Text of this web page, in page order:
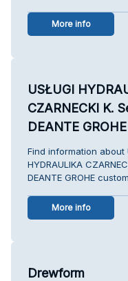
More info
USŁUGI
CZARNECKI K.
DEANTE GROHE
Find information about
HYDRAULIKA
DEANTE GROHE
More info
Drewform